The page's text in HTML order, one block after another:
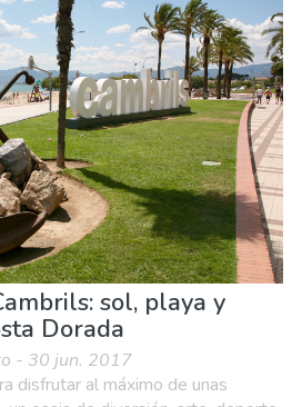
Playas
sol, playa y
Dorada
- 30 jun. 2017
disfrutar al máximo de unas